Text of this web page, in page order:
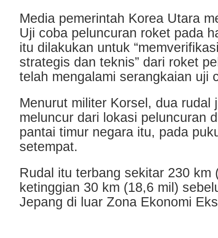
Media pemerintah Korea Utara
Uji coba peluncuran roket pada
itu dilakukan untuk
strategis dan teknis” dari roket
telah mengalami serangkaian uji
Menurut militer Korsel, dua rudal
meluncur dari lokasi peluncuran
pantai timur negara itu, pada
setempat.
Rudal itu terbang sekitar 230 km
ketinggian 30 km (18,6 mil)
Jepang di luar Zona Ekonomi